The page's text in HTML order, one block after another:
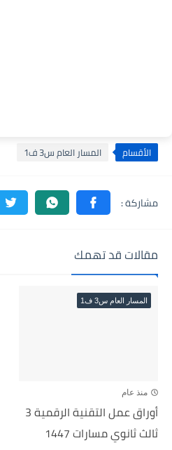
الأقسام المسار العام س3 ف1
مقالات قد تهمك
المسار العام س3 ف1
منذ عام
أوراق عمل التقنية الرقمية 3
ثالث ثانوي مسارات 1447